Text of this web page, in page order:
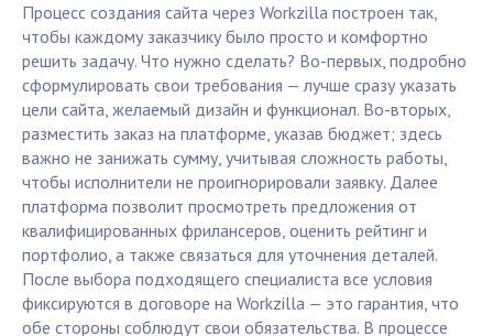
Процесс создания сайта через Workzilla построен так,
чтобы каждому заказчику было просто и комфортно
решить задачу. Что нужно сделать? Во-первых, подробно
сформулировать свои требования — лучше сразу указать
цели сайта, желаемый дизайн и функционал. Во-вторых,
разместить заказ на платформе, указав бюджет; здесь
важно не занижать сумму, учитывая сложность работы,
чтобы исполнители не проигнорировали заявку. Далее
платформа позволит просмотреть предложения от
квалифицированных фрилансеров, оценить рейтинг и
портфолио, а также связаться для уточнения деталей.
После выбора подходящего специалиста все условия
фиксируются в договоре на Workzilla — это гарантия, что
обе стороны соблюдут свои обязательства. В процессе